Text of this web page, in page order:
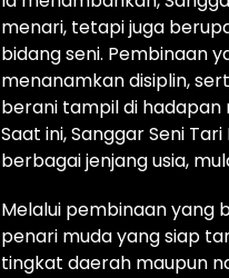
menari, tetapi juga
bidang seni. Pembinaan
menanamkan disiplin,
berani tampil di hadapan
Saat ini, Sanggar Seni
berbagai jenjang usia,
Melalui pembinaan yang
penari muda yang siap
tingkat daerah maupun